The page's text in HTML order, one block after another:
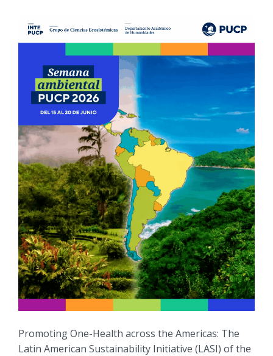
Promoting One-Health across the Americas: The
Latin American Sustainability Initiative (LASI) of the